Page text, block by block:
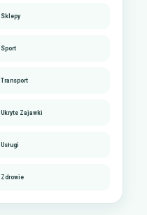
Sklepy
Sport
Transport
Ukryte Zajawki
Usługi
Zdrowie